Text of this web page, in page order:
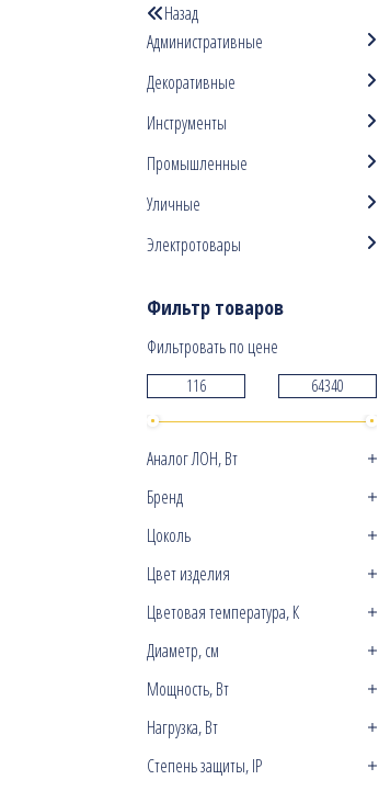
Назад
Административные
Декоративные
Инструменты
Промышленные
Уличные
Электротовары
Фильтр товаров
Фильтровать по цене
Аналог ЛОН, Вт
Бренд
Цоколь
Цвет изделия
Цветовая температура, К
Диаметр, см
Мощность, Вт
Нагрузка, Вт
Степень защиты, IP